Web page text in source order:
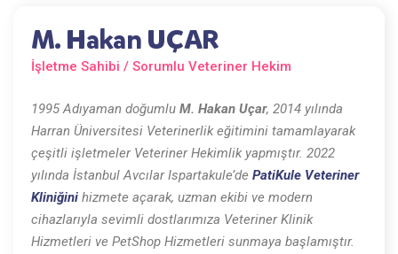
M. Hakan UÇAR
İşletme Sahibi / Sorumlu Veteriner Hekim
1995 Adıyaman doğumlu M. Hakan Uçar, 2014 yılında
Harran Üniversitesi Veterinerlik eğitimini tamamlayarak
çeşitli işletmeler Veteriner Hekimlik yapmıştır. 2022
yılında İstanbul Avcılar Ispartakule’de PatiKule Veteriner
Kliniğini hizmete açarak, uzman ekibi ve modern
cihazlarıyla sevimli dostlarımıza Veteriner Klinik
Hizmetleri ve PetShop Hizmetleri sunmaya başlamıştır.